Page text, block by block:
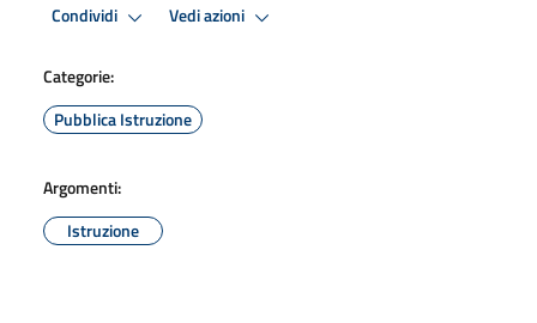
Condividi Vedi azioni
Categorie:
Pubblica Istruzione
Argomenti:
Istruzione